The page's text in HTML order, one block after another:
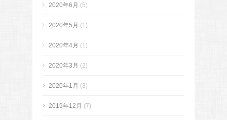
2020年6月 (5)
2020年5月 (1)
2020年4月 (1)
2020年3月 (2)
2020年1月 (3)
2019年12月 (7)